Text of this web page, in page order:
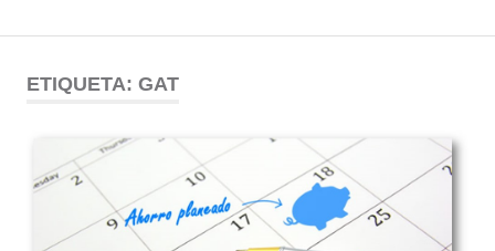
contenido
Comunidad
ODESSA
ETIQUETA: GAT